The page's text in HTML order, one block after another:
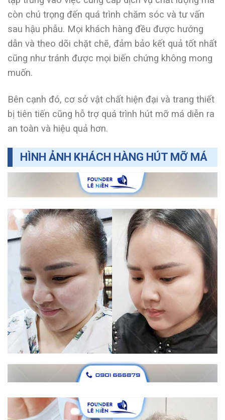
còn chú trọng đến quá trình chăm sóc và tư vấn
sau hậu phẫu. Mọi khách hàng đều được hướng
dẫn và theo dõi chặt chẽ, đảm bảo kết quả tốt nhất
cũng như tránh được mọi biến chứng không mong
muốn.
Bên cạnh đó, cơ sở vật chất hiện đại và trang thiết
bị tiên tiến cũng hỗ trợ quá trình hút mỡ má diễn ra
an toàn và hiệu quả hơn.
HÌNH ẢNH KHÁCH HÀNG HÚT MỠ MÁ